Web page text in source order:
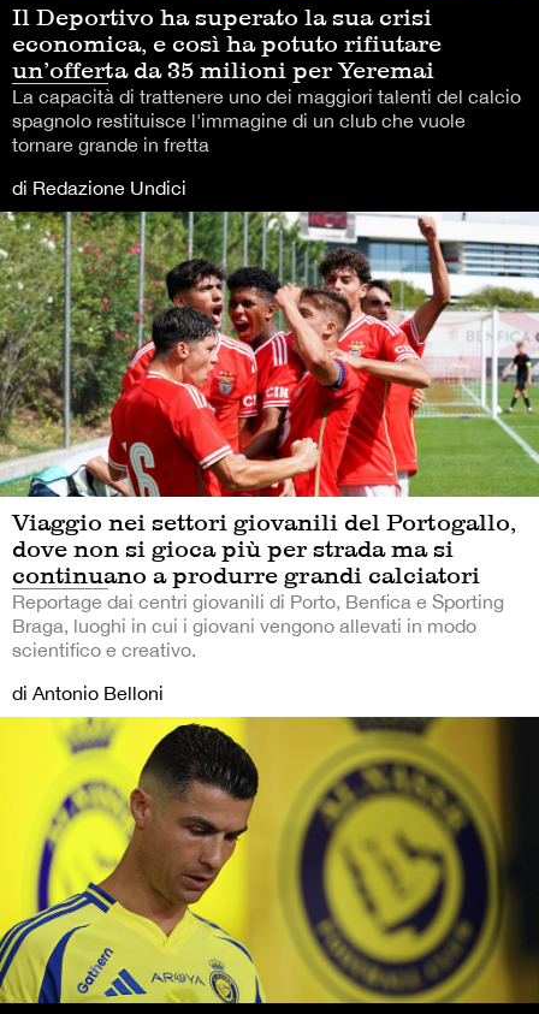
Il Deportivo ha superato la sua crisi
economica, e così ha potuto rifiutare
un’offerta da 35 milioni per Yeremai
La capacità di trattenere uno dei maggiori talenti del calcio
spagnolo restituisce l'immagine di un club che vuole
tornare grande in fretta
di Redazione Undici
Viaggio nei settori giovanili del Portogallo,
dove non si gioca più per strada ma si
continuano a produrre grandi calciatori
Reportage dai centri giovanili di Porto, Benfica e Sporting
Braga, luoghi in cui i giovani vengono allevati in modo
scientifico e creativo.
di Antonio Belloni